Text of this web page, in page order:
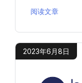
阅读文章
2023年6月8日